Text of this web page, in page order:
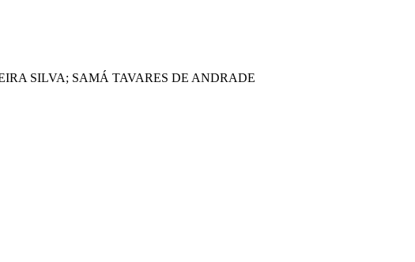
SILVA; SAMÁ TAVARES DE ANDRADE